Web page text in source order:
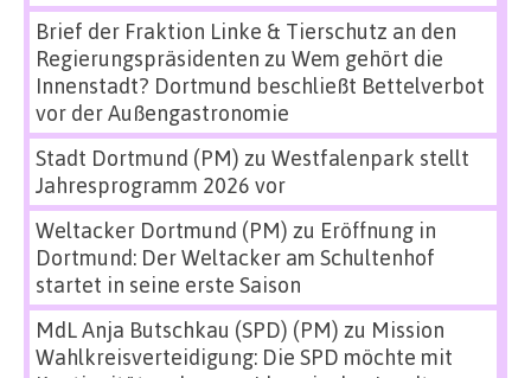
Brief der Fraktion Linke & Tierschutz an den
Regierungspräsidenten zu Wem gehört die
Innenstadt? Dortmund beschließt Bettelverbot
vor der Außengastronomie
Stadt Dortmund (PM) zu Westfalenpark stellt
Jahresprogramm 2026 vor
Weltacker Dortmund (PM) zu Eröffnung in
Dortmund: Der Weltacker am Schultenhof
startet in seine erste Saison
MdL Anja Butschkau (SPD) (PM) zu Mission
Wahlkreisverteidigung: Die SPD möchte mit